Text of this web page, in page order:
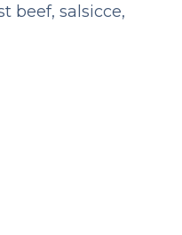
beef, salsicce,